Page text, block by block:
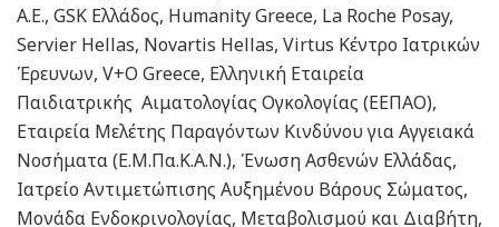
A.E., GSK Ελλάδος, Humanity Greece, La Roche Posay,
Servier Hellas, Novartis Hellas, Virtus Κέντρο Ιατρικών
Έρευνων, V+O Greece, Ελληνική Εταιρεία
Παιδιατρικής Αιματολογίας Ογκολογίας (ΕΕΠΑΟ),
Εταιρεία Μελέτης Παραγόντων Κινδύνου για Αγγειακά
Νοσήματα (Ε.Μ.Πα.Κ.Α.Ν.), Ένωση Ασθενών Ελλάδας,
Ιατρείο Αντιμετώπισης Αυξημένου Βάρους Σώματος,
Μονάδα Ενδοκρινολογίας, Μεταβολισμού και Διαβήτη,